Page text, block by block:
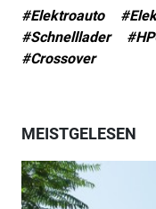
#Elektroauto
#Schnelllader
#Crossover
MEISTGELESEN